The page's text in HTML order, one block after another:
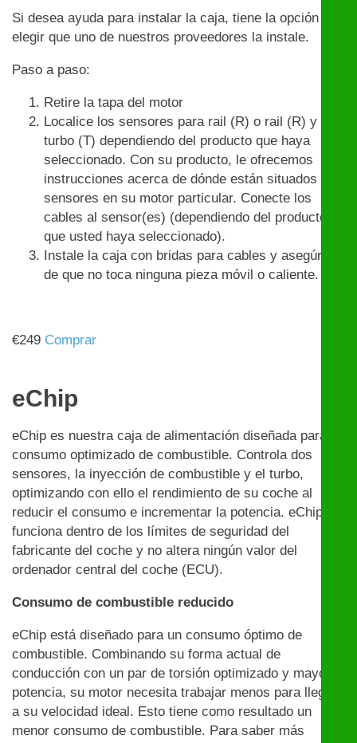
Si desea ayuda para instalar la caja, tiene la opción de
elegir que uno de nuestros proveedores la instale.
Paso a paso:
Retire la tapa del motor
Localice los sensores para rail (R) o rail (R) y
turbo (T) dependiendo del producto que haya
seleccionado. Con su producto, le ofrecemos
instrucciones acerca de dónde están situados los
sensores en su motor particular. Conecte los
cables al sensor(es) (dependiendo del producto
que usted haya seleccionado).
Instale la caja con bridas para cables y asegúrese
de que no toca ninguna pieza móvil o caliente.
€249 Comprar
eChip
eChip es nuestra caja de alimentación diseñada para un
consumo optimizado de combustible. Controla dos
sensores, la inyección de combustible y el turbo,
optimizando con ello el rendimiento de su coche al
reducir el consumo e incrementar la potencia. eChip
funciona dentro de los límites de seguridad del
fabricante del coche y no altera ningún valor del
ordenador central del coche (ECU).
Consumo de combustible reducido
eChip está diseñado para un consumo óptimo de
combustible. Combinando su forma actual de
conducción con un par de torsión optimizado y mayor
potencia, su motor necesita trabajar menos para llegar
a su velocidad ideal. Esto tiene como resultado un
menor consumo de combustible. Para saber más